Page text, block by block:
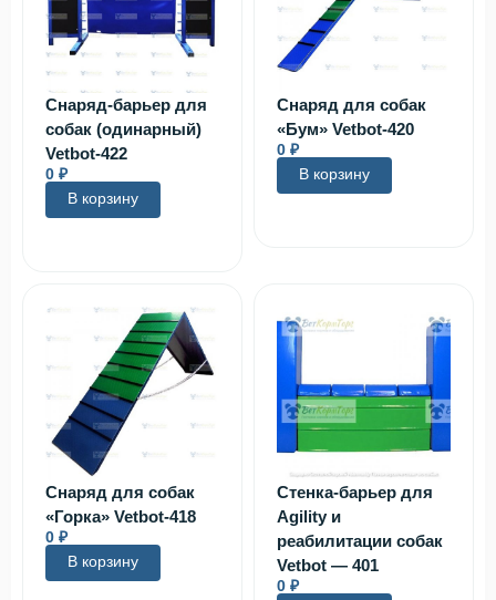
Снаряд-барьер для
собак (одинарный)
Vetbot-422
0 ₽
В корзину
Снаряд для собак
«Бум» Vetbot-420
0 ₽
В корзину
Снаряд для собак
«Горка» Vetbot-418
0 ₽
В корзину
Стенка-барьер для
Agility и
реабилитации собак
Vetbot — 401
0 ₽